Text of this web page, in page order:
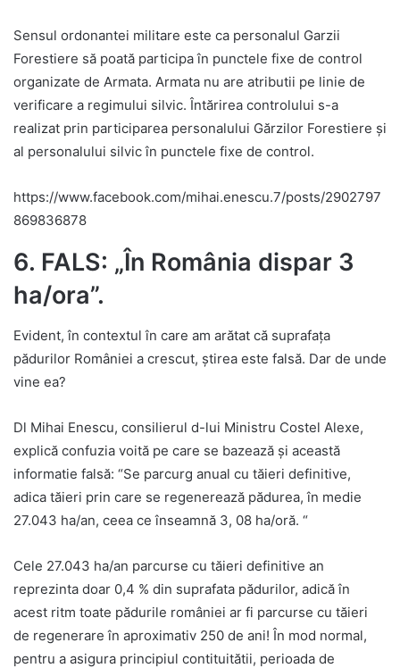
Sensul ordonantei militare este ca personalul Garzii
Forestiere să poată participa în punctele fixe de control
organizate de Armata. Armata nu are atributii pe linie de
verificare a regimului silvic. Întărirea controlului s-a
realizat prin participarea personalului Gărzilor Forestiere și
al personalului silvic în punctele fixe de control.
https://www.facebook.com/mihai.enescu.7/posts/2902797
869836878
6. FALS: „În România dispar 3
ha/ora”.
Evident, în contextul în care am arătat că suprafața
pădurilor României a crescut, știrea este falsă. Dar de unde
vine ea?
Dl Mihai Enescu, consilierul d-lui Ministru Costel Alexe,
explică confuzia voită pe care se bazează și această
informatie falsă: “Se parcurg anual cu tăieri definitive,
adica tăieri prin care se regenerează pădurea, în medie
27.043 ha/an, ceea ce înseamnă 3, 08 ha/oră. “
Cele 27.043 ha/an parcurse cu tăieri definitive an
reprezinta doar 0,4 % din suprafata pădurilor, adică în
acest ritm toate pădurile româniei ar fi parcurse cu tăieri
de regenerare în aproximativ 250 de ani! În mod normal,
pentru a asigura principiul contituitătii, perioada de